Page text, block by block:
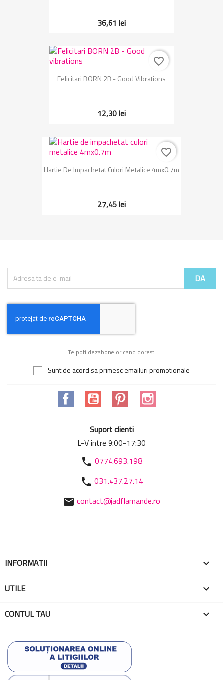
36,61 lei
Felicitari BORN 2B - Good Vibrations
12,30 lei
favorite_border
Hartie De Impachetat Culori Metalice 4mx0.7m
27,45 lei
favorite_border
Te poti dezabone oricand doresti
Sunt de acord sa primesc emailuri promotionale
Facebook YouTube Pinterest
Suport clienti
L-V intre 9:00-17:30
phone 0774.693.198
phone 031.437.27.14
mail contact@jadflamande.ro
INFORMATII 
UTILE 
CONTUL TAU 